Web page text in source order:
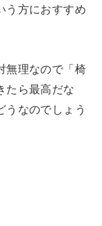
う方におすすめ
無理なので「椅
たら最高だな
うなのでしょう